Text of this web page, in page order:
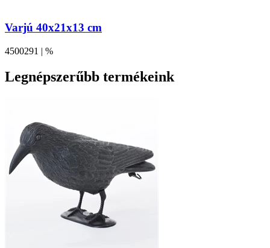
Varjú 40x21x13 cm
4500291 | %
Legnépszerűbb termékeink